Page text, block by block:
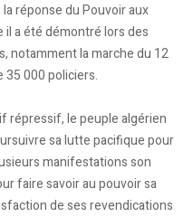
réponse du Pouvoir aux
a été démontré lors des
notamment la marche du 12
35 000 policiers.
répressif, le peuple algérien
sa lutte pacifique pour
manifestations son
faire savoir au pouvoir sa
de ses revendications